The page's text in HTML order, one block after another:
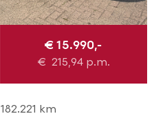
€ 15.990,-
€ 215,94p.m.
182.221 km